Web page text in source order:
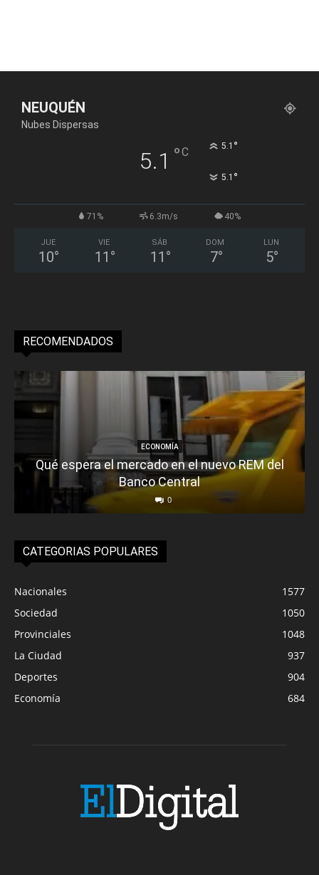
NEUQUÉN
Nubes Dispersas
5.1 °C 5.1 °
5.1 °
71% 6.3m/s 40%
JUE
10°
VIE
11 °
SÁB
11 °
DOM
7°
LUN
5°
RECOMENDADOS
ECONOMÍA
Qué espera el mercado en el nuevo REM del
Banco Central
0
CATEGORIAS POPULARES
Nacionales
1577
Sociedad
1050
Provinciales
1048
La Ciudad
937
Deportes
904
Economía
684